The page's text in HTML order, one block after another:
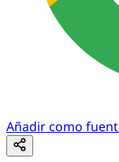
Añadir como